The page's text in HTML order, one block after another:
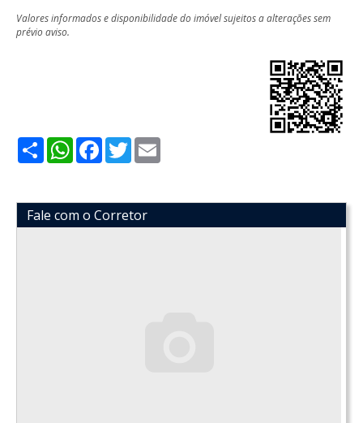
Valores informados e disponibilidade do imóvel sujeitos a alterações sem
prévio aviso.
ShareWhatsApp
Facebook
Twitter
Fale com o Corretor